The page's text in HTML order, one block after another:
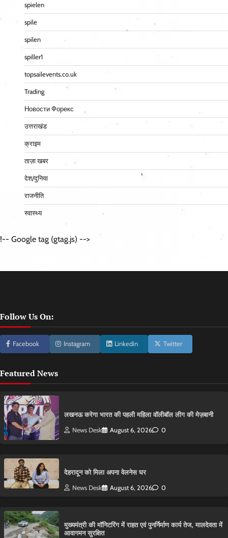
spielen
spile
spilen
spiller1
topsailevents.co.uk
Trading
Новости Форекс
उत्तराखंड
क्राइम
ताज़ा खबर
देश/दुनिया
राजनीति
स्वास्थ्य
!-- Google tag (gtag.js) -->
Follow Us On:
Facebook Instagram Linkedin Twitter
Featured News
लखनऊ करेगा भारत की पहली महिला वॉलीबॉल लीग की मेज़बानी
News Desk August 6, 2026 0
देहरादून को मिला अपना वेलनेस घर
News Desk August 6, 2026 0
मुख्यमंत्री की मॉनिटरिंग में राहत एवं पुनर्निर्माण कार्य तेज, मालदेवता में
आवागमन सुरक्षित